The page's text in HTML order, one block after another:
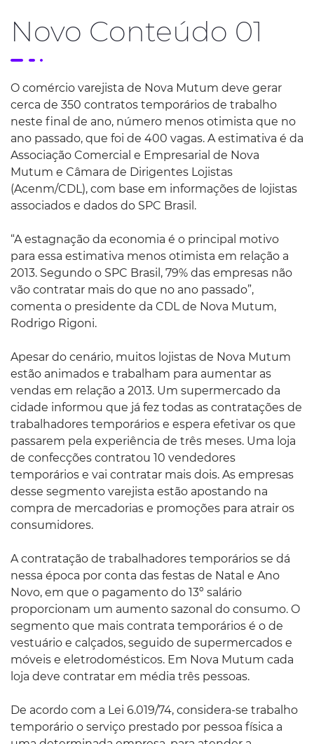
Novo Conteúdo 01
O comércio varejista de Nova Mutum deve gerar
cerca de 350 contratos temporários de trabalho
neste final de ano, número menos otimista que no
ano passado, que foi de 400 vagas. A estimativa é da
Associação Comercial e Empresarial de Nova
Mutum e Câmara de Dirigentes Lojistas
(Acenm/CDL), com base em informações de lojistas
associados e dados do SPC Brasil.
“A estagnação da economia é o principal motivo
para essa estimativa menos otimista em relação a
2013. Segundo o SPC Brasil, 79% das empresas não
vão contratar mais do que no ano passado”,
comenta o presidente da CDL de Nova Mutum,
Rodrigo Rigoni.
Apesar do cenário, muitos lojistas de Nova Mutum
estão animados e trabalham para aumentar as
vendas em relação a 2013. Um supermercado da
cidade informou que já fez todas as contratações de
trabalhadores temporários e espera efetivar os que
passarem pela experiência de três meses. Uma loja
de confecções contratou 10 vendedores
temporários e vai contratar mais dois. As empresas
desse segmento varejista estão apostando na
compra de mercadorias e promoções para atrair os
consumidores.
A contratação de trabalhadores temporários se dá
nessa época por conta das festas de Natal e Ano
Novo, em que o pagamento do 13º salário
proporcionam um aumento sazonal do consumo. O
segmento que mais contrata temporários é o de
vestuário e calçados, seguido de supermercados e
móveis e eletrodomésticos. Em Nova Mutum cada
loja deve contratar em média três pessoas.
De acordo com a Lei 6.019/74, considera-se trabalho
temporário o serviço prestado por pessoa física a